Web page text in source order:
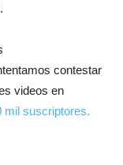
contestar
videos en
mil suscriptores.